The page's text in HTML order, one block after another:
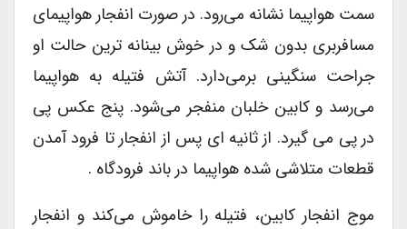
سمت هواپیما نشانه می‌رود. در صورت انفجار هواپیماى
مسافربرى بدون شک و در خوش بینانه ترین حالت او
جراحت سنگینى برمی‌دارد. آتش فتیله به هواپیما
می‌رسد و کابین خلبان منفجر می‌شود. پنج عکس پى
در پى مى گیرد. از ثانیه اى پس از انفجار تا فرود آمدن
قطعات متلاشى شده هواپیما در باند فرودگاه .
موج انفجار کابین، فتیله را خاموش می‌کند و انفجار